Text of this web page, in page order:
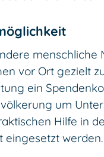
menschliche
vor Ort gezielt
ein
um
Hilfe in
eingesetzt werden.